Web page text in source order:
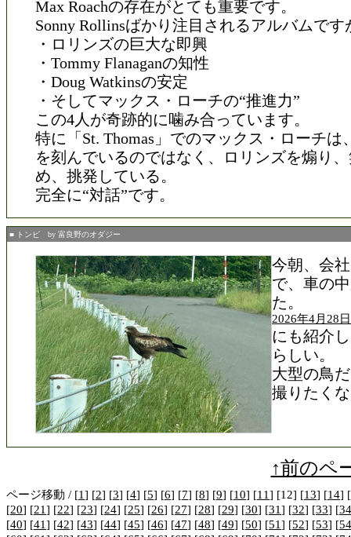
Max Roachの存在がとても重要です。
Sonny Rollinsばかり注目されるアルバムです
・ロリンズの巨大な即興
・Tommy Flanaganの知性
・Doug Watkinsの安定
・そしてマックス・ローチの“推進力”
この4人が奇跡的に噛み合っています。
特に「St. Thomas」でのマックス・ローチは
を刻んでいるのではなく、ロリンズを煽り
め、挑発している。
完全に“対話”です。
■ トンビ by 富良野のオダジー
今朝、会
で、車の
た。
2026年4月28
にも紹介
らしい。
大型の鳥
撮りたく
↑前のペ
ページ移動 / [1] [2] [3] [4] [5] [6] [7] [8] [9] [10] [11] [12] [13] [14] [
[20] [21] [22] [23] [24] [25] [26] [27] [28] [29] [30] [31] [32] [33] [34
[40] [41] [42] [43] [44] [45] [46] [47] [48] [49] [50] [51] [52] [53] [54